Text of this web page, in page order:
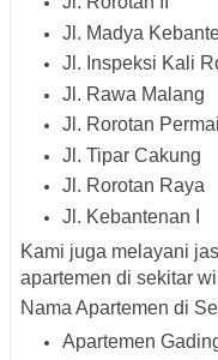
Jl. Madya
Jl. Inspeksi Kali
Jl. Rawa Malang
Jl. Rorotan Permai
Jl. Tipar Cakung
Jl. Rorotan Raya
Jl. Kebantenan I
Kami juga melayani
apartemen di sekitar
Nama Apartemen di
Apartemen